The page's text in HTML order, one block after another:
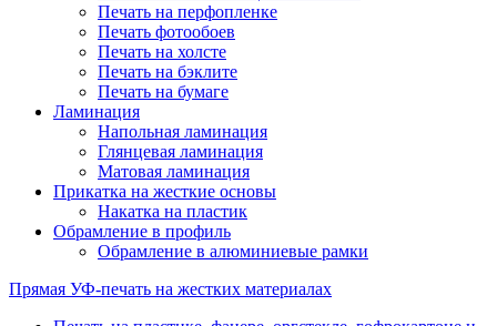
Печать на перфопленке
Печать фотообоев
Печать на холсте
Печать на бэклите
Печать на бумаге
Ламинация
Напольная ламинация
Глянцевая ламинация
Матовая ламинация
Прикатка на жесткие основы
Накатка на пластик
Обрамление в профиль
Обрамление в алюминиевые рамки
Прямая УФ-печать на жестких материалах